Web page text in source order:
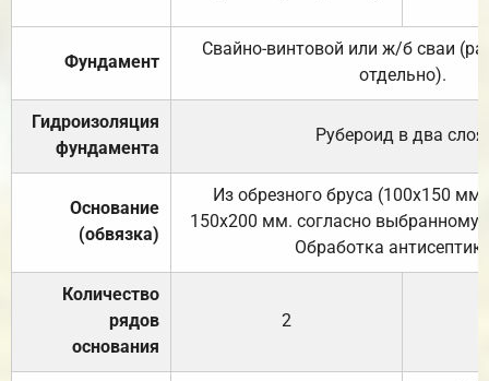
Фундамент
Свайно-винтовой или ж/б сваи
отдельно).
Гидроизоляция
фундамента
Рубероид в два слоя.
Основание
(обвязка)
Из обрезного бруса (100х150
150х200 мм. согласно выбранному
Обработка
Количество
рядов
основания
2